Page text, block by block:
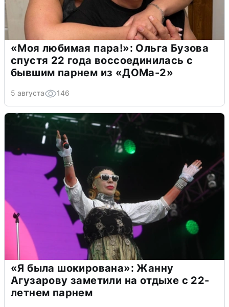
«Моя любимая пара!»: Ольга Бузова
спустя 22 года воссоединилась с
бывшим парнем из «ДОМа-2»
5 августа 146
«Я была шокирована»: Жанну
Агузарову заметили на отдыхе с 22-
летнем парнем